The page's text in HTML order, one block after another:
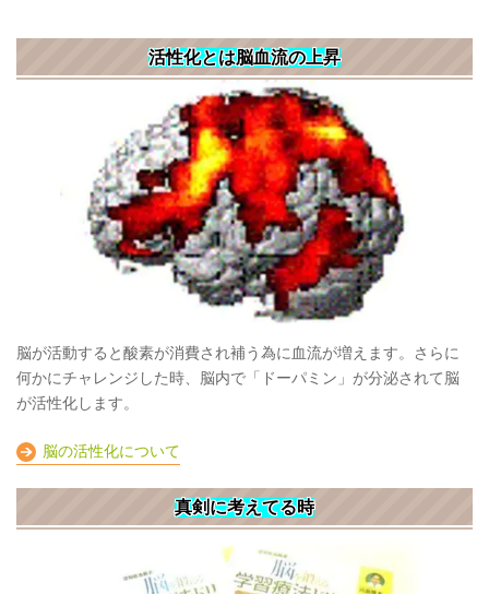
活性化とは脳血流の上昇
脳が活動すると酸素が消費され補う為に血流が増えます。さらに
何かにチャレンジした時、脳内で「ドーパミン」が分泌されて脳
が活性化します。
脳の活性化について
真剣に考えてる時